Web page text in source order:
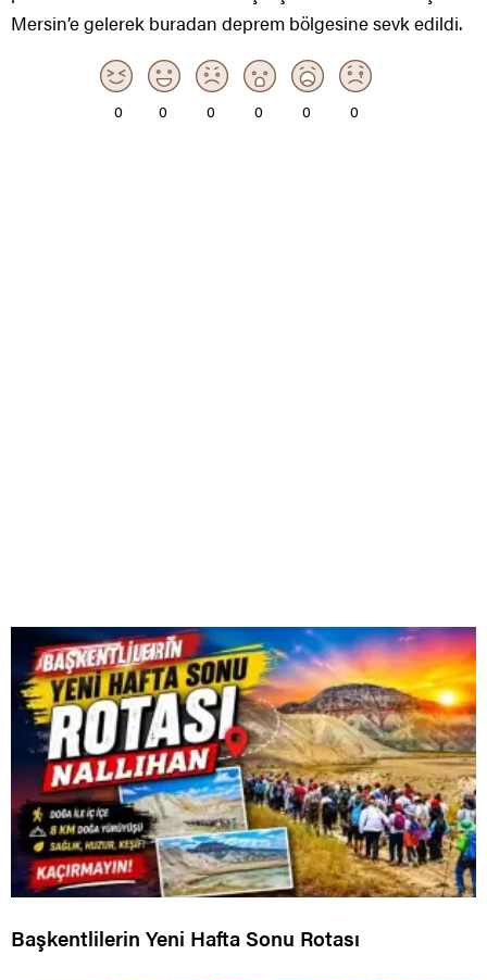
Mersin’e gelerek buradan deprem bölgesine sevk edildi.
0 0 0 0 0 0
Başkentlilerin Yeni Hafta Sonu Rotası